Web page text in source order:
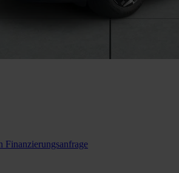
Finanzierungsanfrage